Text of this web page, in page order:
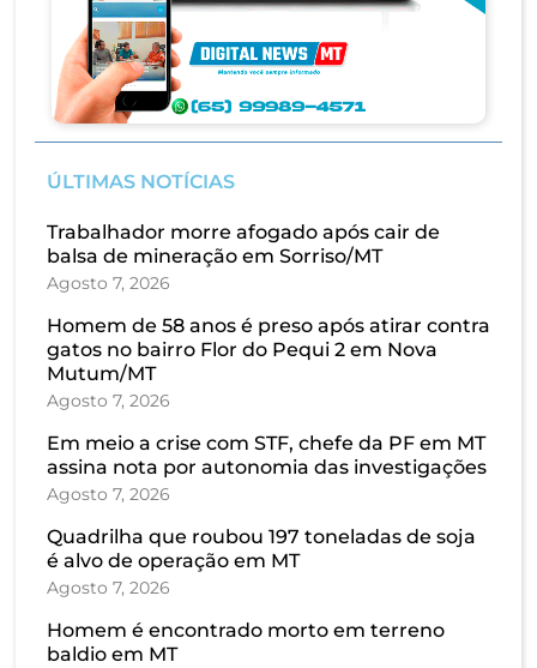
ÚLTIMAS NOTÍCIAS
Trabalhador morre afogado após cair de
balsa de mineração em Sorriso/MT
Agosto 7, 2026
Homem de 58 anos é preso após atirar contra
gatos no bairro Flor do Pequi 2 em Nova
Mutum/MT
Agosto 7, 2026
Em meio a crise com STF, chefe da PF em MT
assina nota por autonomia das investigações
Agosto 7, 2026
Quadrilha que roubou 197 toneladas de soja
é alvo de operação em MT
Agosto 7, 2026
Homem é encontrado morto em terreno
baldio em MT